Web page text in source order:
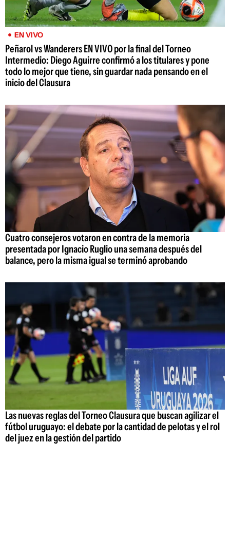
EN VIVO
Peñarol vs Wanderers EN VIVO por la final del Torneo
Intermedio: Diego Aguirre confirmó a los titulares y pone
todo lo mejor que tiene, sin guardar nada pensando en el
inicio del Clausura
Cuatro consejeros votaron en contra de la memoria
presentada por Ignacio Ruglio una semana después del
balance, pero la misma igual se terminó aprobando
Las nuevas reglas del Torneo Clausura que buscan agilizar el
fútbol uruguayo: el debate por la cantidad de pelotas y el rol
del juez en la gestión del partido